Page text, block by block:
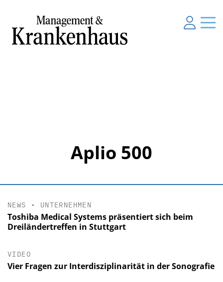
Aplio 500
NEWS • UNTERNEHMEN
Toshiba Medical Systems präsentiert sich beim
Dreiländertreffen in Stuttgart
VIDEO
Vier Fragen zur Interdisziplinarität in der Sonografie